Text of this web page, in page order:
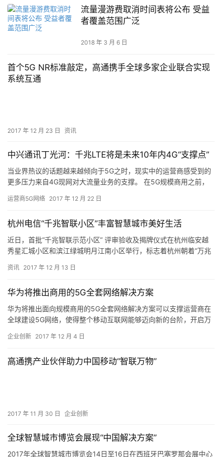
流量漫游费取消时间表将公布 受益
者覆盖范围广泛
2018 年 3 月 6 日
首个5G NR标准敲定，高通携手全球多家企业联合实现
系统互通
2017 年 12 月 23 日 资讯
中兴通讯丁光河：千兆LTE将是未来10年内4G“支撑点”
当业界热议的话题越来越倾向于5G之时，现实中的运营商感受到的
更多压力来自4G现网对大流量业务的支撑。 在5G规模商用之前，
运营商5G网络 2017 年 12 月 22 日
杭州电信“千兆智联小区”丰富智慧城市美好生活
近日，首批“千兆智联示范小区” 评审验收及揭牌仪式在杭州临安越
秀星汇城小区和滨江绿城明月江南小区举行，标志着杭州朝着“万兆
资讯 2017 年 12 月 13 日
华为将推出商用的5G全套网络解决方案
华为将推出面向规模商用的5G全套网络解决方案可以支撑运营商在
全球建设5G网络，使得整个移动互联网能够迈向新的台阶，开启万
几…
企业创新 2017 年 12 月 4 日
高通携产业伙伴助力中国移动“智联万物”
2017 年 11 月 30 日 企业创新
全球智慧城市博览会展现“中国解决方案”
2017年全球智慧城市博览会14日至16日在西班牙巴塞罗那会展中心